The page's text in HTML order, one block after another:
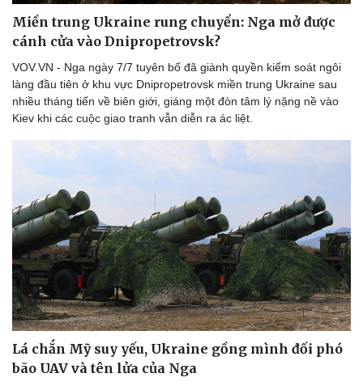
Miền trung Ukraine rung chuyển: Nga mở được
cánh cửa vào Dnipropetrovsk?
VOV.VN - Nga ngày 7/7 tuyên bố đã giành quyền kiểm soát ngôi
làng đầu tiên ở khu vực Dnipropetrovsk miền trung Ukraine sau
nhiều tháng tiến về biên giới, giáng một đòn tâm lý nặng nề vào
Kiev khi các cuộc giao tranh vẫn diễn ra ác liệt.
Lá chắn Mỹ suy yếu, Ukraine gồng mình đối phó
bão UAV và tên lửa của Nga